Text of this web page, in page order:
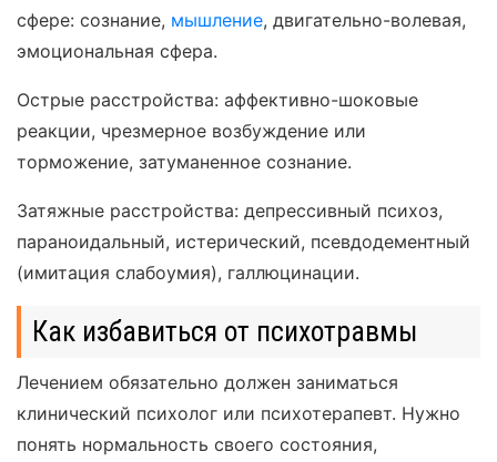
сфере: сознание, мышление, двигательно-волевая,
эмоциональная сфера.
Острые расстройства: аффективно-шоковые
реакции, чрезмерное возбуждение или
торможение, затуманенное сознание.
Затяжные расстройства: депрессивный психоз,
параноидальный, истерический, псевдодементный
(имитация слабоумия), галлюцинации.
Как избавиться от психотравмы
Лечением обязательно должен заниматься
клинический психолог или психотерапевт. Нужно
понять нормальность своего состояния,